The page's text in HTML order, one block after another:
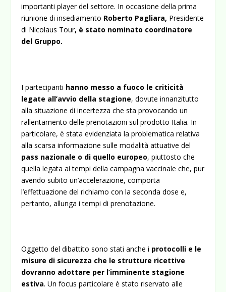
importanti player del settore. In occasione della prima
riunione di insediamento Roberto Pagliara, Presidente
di Nicolaus Tour, è stato nominato coordinatore
del Gruppo.
I partecipanti hanno messo a fuoco le criticità
legate all’avvio della stagione, dovute innanzitutto
alla situazione di incertezza che sta provocando un
rallentamento delle prenotazioni sul prodotto Italia. In
particolare, è stata evidenziata la problematica relativa
alla scarsa informazione sulle modalità attuative del
pass nazionale o di quello europeo, piuttosto che
quella legata ai tempi della campagna vaccinale che, pur
avendo subito un’accelerazione, comporta
l’effettuazione del richiamo con la seconda dose e,
pertanto, allunga i tempi di prenotazione.
Oggetto del dibattito sono stati anche i protocolli e le
misure di sicurezza che le strutture ricettive
dovranno adottare per l’imminente stagione
estiva. Un focus particolare è stato riservato alle